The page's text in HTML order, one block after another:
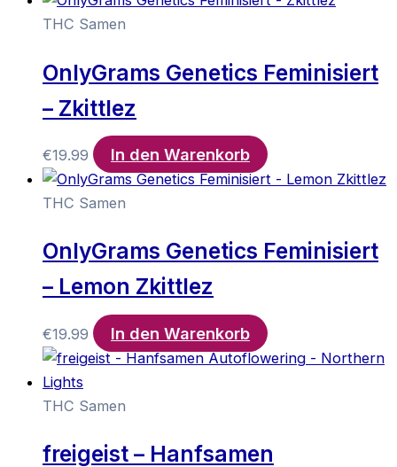
THC Samen
OnlyGrams Genetics Feminisiert
– Zkittlez
€19.99 In den Warenkorb
THC Samen
OnlyGrams Genetics Feminisiert
– Lemon Zkittlez
€19.99 In den Warenkorb
THC Samen
freigeist – Hanfsamen